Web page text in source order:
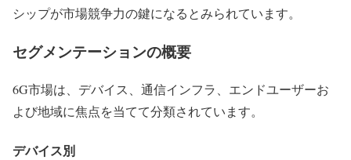
シップが市場競争力の鍵になるとみられています。
セグメンテーションの概要
6G市場は、デバイス、通信インフラ、エンドユーザーお
よび地域に焦点を当てて分類されています。
デバイス別